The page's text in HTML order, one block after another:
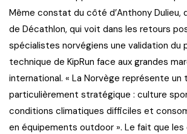
Même constat du côté d’Anthony Dulieu,
de Décathlon, qui voit dans les retours
spécialistes norvégiens une validation du
technique de KipRun face aux grandes
international. « La Norvège représente un
particulièrement stratégique : culture
conditions climatiques difficiles et
en équipements outdoor ». Le fait que les